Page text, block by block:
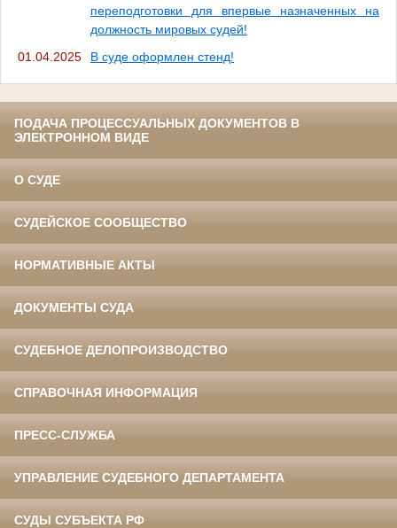
переподготовки для впервые назначенных на
должность мировых судей!
01.04.2025
В суде оформлен стенд!
ПОДАЧА ПРОЦЕССУАЛЬНЫХ ДОКУМЕНТОВ В
ЭЛЕКТРОННОМ ВИДЕ
О СУДЕ
СУДЕЙСКОЕ СООБЩЕСТВО
НОРМАТИВНЫЕ АКТЫ
ДОКУМЕНТЫ СУДА
СУДЕБНОЕ ДЕЛОПРОИЗВОДСТВО
СПРАВОЧНАЯ ИНФОРМАЦИЯ
ПРЕСС-СЛУЖБА
УПРАВЛЕНИЕ СУДЕБНОГО ДЕПАРТАМЕНТА
СУДЫ СУБЪЕКТА РФ